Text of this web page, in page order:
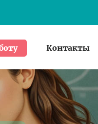
Контакты